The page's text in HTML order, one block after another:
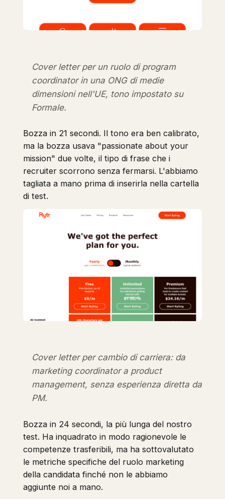
Cover letter per un ruolo di program
coordinator in una ONG di medie
dimensioni nell'UE, tono impostato su
Formale.
Bozza in 21 secondi. Il tono era ben calibrato,
ma la bozza usava "passionate about your
mission" due volte, il tipo di frase che i
recruiter scorrono senza fermarsi. L'abbiamo
tagliata a mano prima di inserirla nella cartella
di test.
Cover letter per cambio di carriera: da
marketing coordinator a product
management, senza esperienza diretta da
PM.
Bozza in 24 secondi, la più lunga del nostro
test. Ha inquadrato in modo ragionevole le
competenze trasferibili, ma ha sottovalutato
le metriche specifiche del ruolo marketing
della candidata finché non le abbiamo
aggiunte noi a mano.